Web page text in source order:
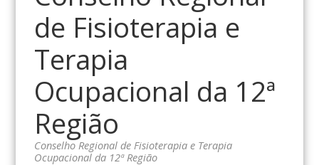
de Fisioterapia e
Terapia
Ocupacional da 12ª
Região
Conselho Regional de Fisioterapia e Terapia
Ocupacional da 12ª Região